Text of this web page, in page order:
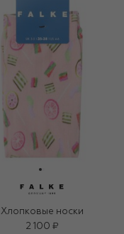
Хлопковые носки
2 100 ₽